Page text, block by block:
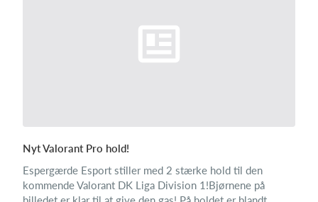
Nyt Valorant Pro hold!
Espergærde Esport stiller med 2 stærke hold til den
kommende Valorant DK Liga Division 1!Bjørnene på